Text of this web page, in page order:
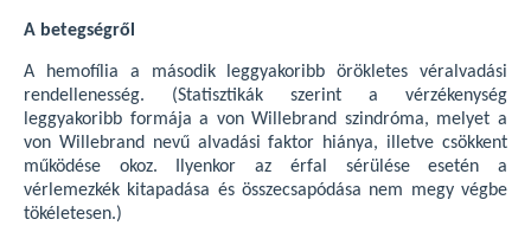
A betegségről
A hemofília a második leggyakoribb örökletes véralvadási
rendellenesség. (Statisztikák szerint a vérzékenység
leggyakoribb formája a von Willebrand szindróma, melyet a
von Willebrand nevű alvadási faktor hiánya, illetve csökkent
működése okoz. Ilyenkor az érfal sérülése esetén a
vérlemezkék kitapadása és összecsapódása nem megy végbe
tökéletesen.)